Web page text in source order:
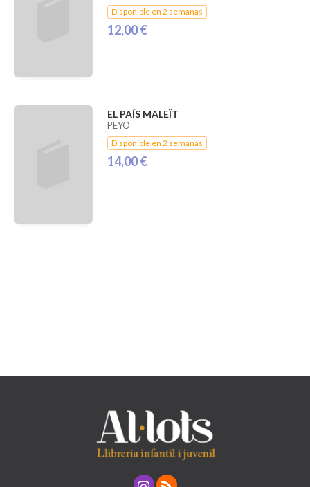
Disponible en 2 semanas
12,00 €
EL PAÍS MALEÏT
PEYO
Disponible en 2 semanas
14,00 €